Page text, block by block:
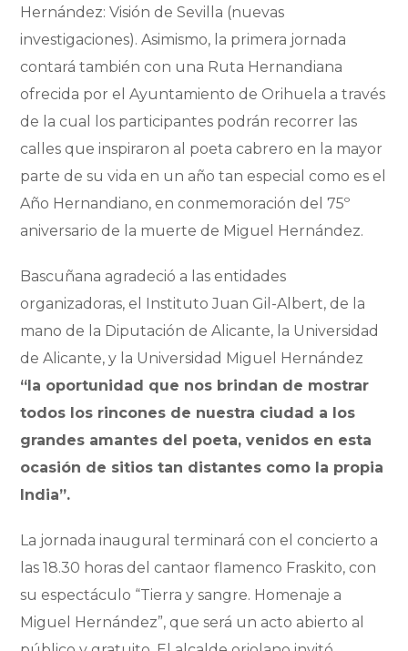
Hernández: Visión de Sevilla (nuevas
investigaciones). Asimismo, la primera jornada
contará también con una Ruta Hernandiana
ofrecida por el Ayuntamiento de Orihuela a través
de la cual los participantes podrán recorrer las
calles que inspiraron al poeta cabrero en la mayor
parte de su vida en un año tan especial como es el
Año Hernandiano, en conmemoración del 75º
aniversario de la muerte de Miguel Hernández.
Bascuñana agradeció a las entidades
organizadoras, el Instituto Juan Gil-Albert, de la
mano de la Diputación de Alicante, la Universidad
de Alicante, y la Universidad Miguel Hernández
“la oportunidad que nos brindan de mostrar
todos los rincones de nuestra ciudad a los
grandes amantes del poeta, venidos en esta
ocasión de sitios tan distantes como la propia
India”.
La jornada inaugural terminará con el concierto a
las 18.30 horas del cantaor flamenco Fraskito, con
su espectáculo “Tierra y sangre. Homenaje a
Miguel Hernández”, que será un acto abierto al